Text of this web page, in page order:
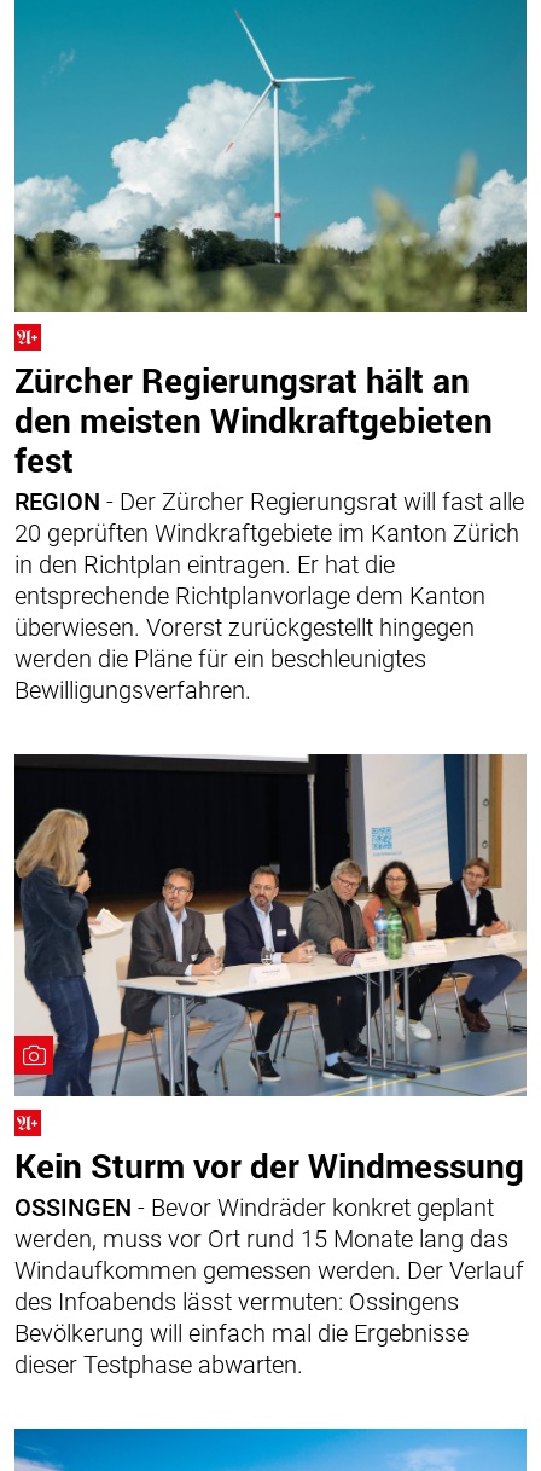
Zürcher Regierungsrat hält an
den meisten Windkraftgebieten
fest
REGION - Der Zürcher Regierungsrat will fast alle
20 geprüften Windkraftgebiete im Kanton Zürich
in den Richtplan eintragen. Er hat die
entsprechende Richtplanvorlage dem Kanton
überwiesen. Vorerst zurückgestellt hingegen
werden die Pläne für ein beschleunigtes
Bewilligungsverfahren.
Kein Sturm vor der Windmessung
OSSINGEN - Bevor Windräder konkret geplant
werden, muss vor Ort rund 15 Monate lang das
Windaufkommen gemessen werden. Der Verlauf
des Infoabends lässt vermuten: Ossingens
Bevölkerung will einfach mal die Ergebnisse
dieser Testphase abwarten.